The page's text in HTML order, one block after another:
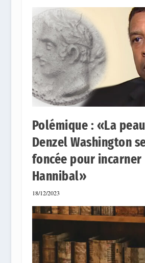
Polémique : «La
Denzel Washington
foncée pour incarner
Hannibal»
18/12/2023